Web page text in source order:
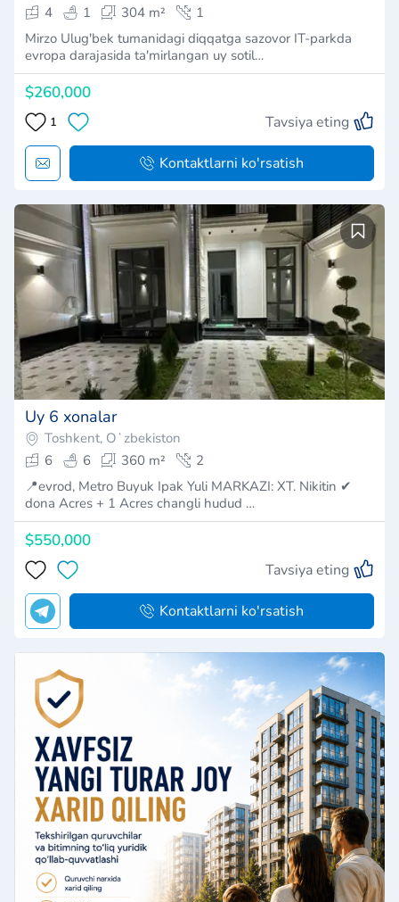
4
1 304 m²
1
Mirzo Ulug'bek tumanidagi diqqatga sazovor IT-parkda
evropa darajasida ta'mirlangan uy sotil…
$260,000
1 Tavsiya eting
Kontaktlarni ko'rsatish
Uy 6 xonalar
Toshkent, Oʻzbekiston
6
6 360 m²
2
📍evrod, Metro Buyuk Ipak Yuli MARKAZI: XT. Nikitin ✔
dona Acres + 1 Acres changli hudud …
$550,000
Tavsiya eting
Kontaktlarni ko'rsatish